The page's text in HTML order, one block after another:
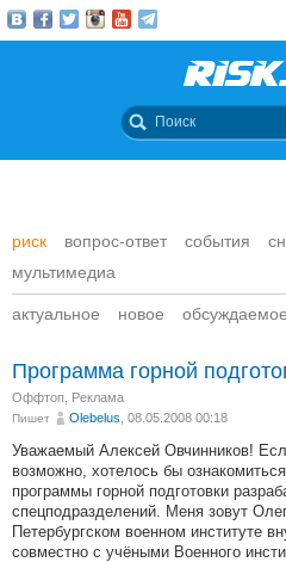
риск вопрос-ответ события
мультимедиа
актуальное новое обсуждаемое
Программа горной
Оффтоп Реклама
Пишет Olebelus , 08.05.2008 00:18
Уважаемый Алексей Овчинников!
возможно, хотелось бы
программы горной подготовки
спецподразделений. Меня зовут
Петербургском военном институте
совместно с учёными Военного